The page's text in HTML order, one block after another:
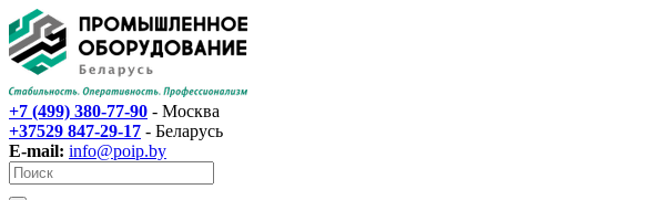
+7 (499) 380-77-90 - Москва
+37529 847-29-17‬ - Беларусь
E-mail: info@poip.by